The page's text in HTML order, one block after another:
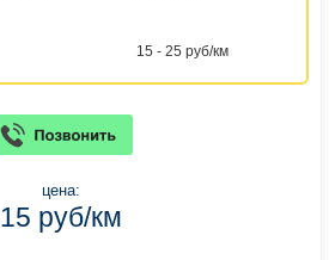
15 - 25 руб/км
цена:
15 руб/км